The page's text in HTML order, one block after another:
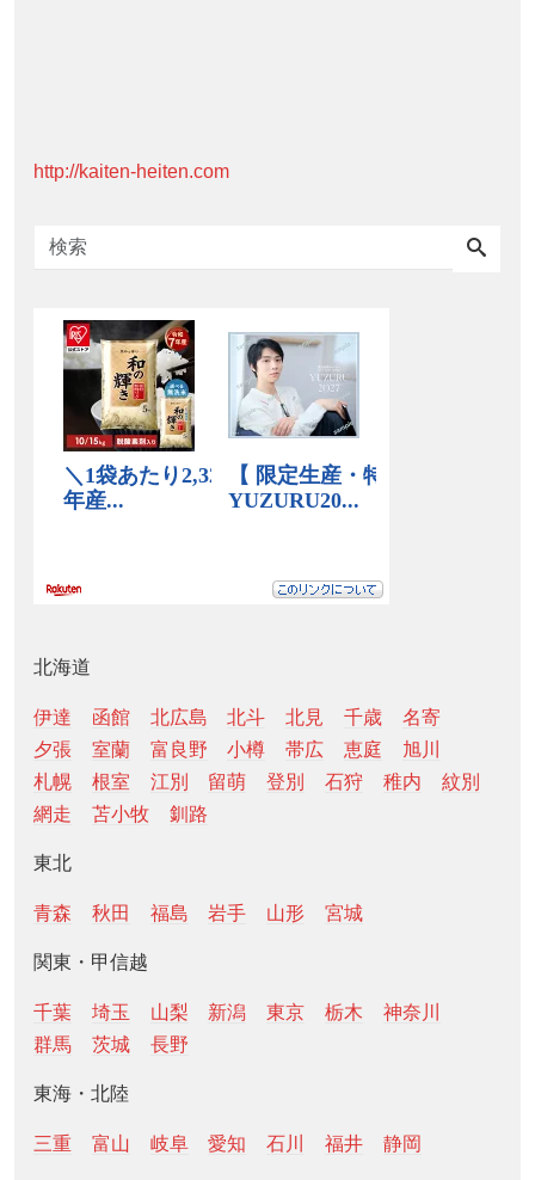
http://kaiten-heiten.com
北海道
伊達 函館 北広島 北斗 北見 千歳
名寄
夕張
室蘭 富良野 小樽 帯広 恵庭
旭川
札幌
根室 江別 留萌 登別 石狩 稚内
紋別
網走
苫小牧 釧路
東北
青森 秋田 福島 岩手 山形 宮城
関東・甲信越
千葉 埼玉 山梨 新潟 東京 栃木
神奈川
群馬
茨城 長野
東海・北陸
三重 富山 岐阜 愛知 石川 福井 静岡